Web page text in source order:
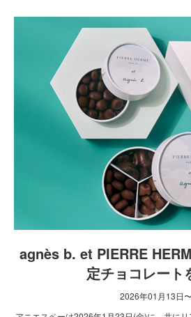
agnès b. et PIERRE
定チョコレート
2026年01月13日